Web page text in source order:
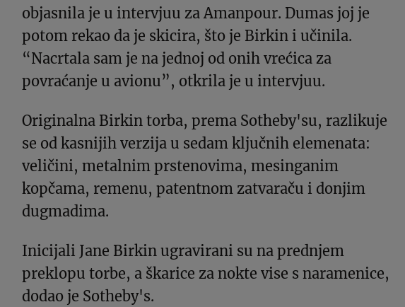
objasnila je u intervjuu za Amanpour. Dumas joj je
potom rekao da je skicira, što je Birkin i učinila.
“Nacrtala sam je na jednoj od onih vrećica za
povraćanje u avionu”, otkrila je u intervjuu.
Originalna Birkin torba, prema Sotheby'su, razlikuje
se od kasnijih verzija u sedam ključnih elemenata:
veličini, metalnim prstenovima, mesinganim
kopčama, remenu, patentnom zatvaraču i donjim
dugmadima.
Inicijali Jane Birkin ugravirani su na prednjem
preklopu torbe, a škarice za nokte vise s naramenice,
dodao je Sotheby's.